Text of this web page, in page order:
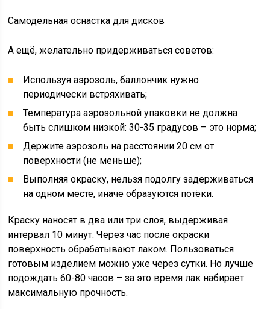
Самодельная оснастка для дисков
А ещё, желательно придерживаться советов:
Используя аэрозоль, баллончик нужно
периодически встряхивать;
Температура аэрозольной упаковки не должна
быть слишком низкой: 30-35 градусов – это норма;
Держите аэрозоль на расстоянии 20 см от
поверхности (не меньше);
Выполняя окраску, нельзя подолгу задерживаться
на одном месте, иначе образуются потёки.
Краску наносят в два или три слоя, выдерживая
интервал 10 минут. Через час после окраски
поверхность обрабатывают лаком. Пользоваться
готовым изделием можно уже через сутки. Но лучше
подождать 60-80 часов – за это время лак набирает
максимальную прочность.